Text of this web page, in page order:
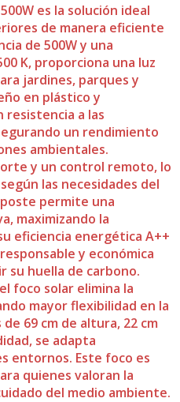
es la solución ideal
de manera eficiente
de 500W y una
K, proporciona una luz
jardines, parques y
en plástico y
resistencia a las
un rendimiento
ambientales.
y un control remoto, lo
las necesidades del
permite una
maximizando la
eficiencia energética A++
y económica
su huella de carbono.
foco solar elimina la
mayor flexibilidad en la
69 cm de altura, 22 cm
se adapta
entornos. Este foco es
quienes valoran la
del medio ambiente.